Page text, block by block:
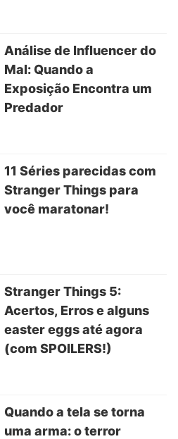
Análise de Influencer do
Mal: Quando a
Exposição Encontra um
Predador
11 Séries parecidas com
Stranger Things para
você maratonar!
Stranger Things 5:
Acertos, Erros e alguns
easter eggs até agora
(com SPOILERS!)
Quando a tela se torna
uma arma: o terror